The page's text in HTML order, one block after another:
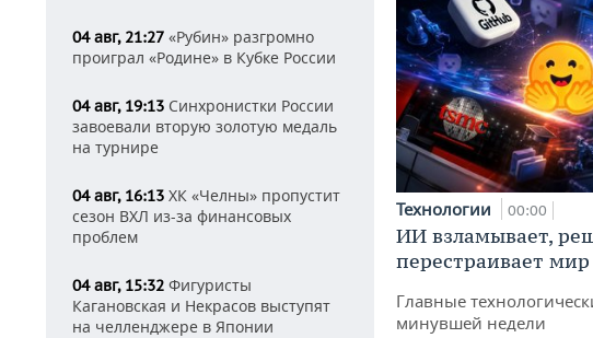
04 авг, 21:27 «Рубин» разгромно
проиграл «Родине» в Кубке России
04 авг, 19:13 Синхронистки России
завоевали вторую золотую медаль
на турнире
04 авг, 16:13 ХК «Челны» пропустит
сезон ВХЛ из-за финансовых
проблем
04 авг, 15:32 Фигуристы
Кагановская и Некрасов выступят
на челленджере в Японии
Технологии 00:00
ИИ взламывает,
перестраивает мир
Главные
минувшей недели